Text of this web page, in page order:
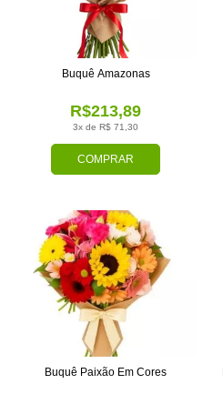
COMPRAR
3x de R$ 71,30
R$213,89
Buquê Amazonas
Buquê Paixão Em Cores